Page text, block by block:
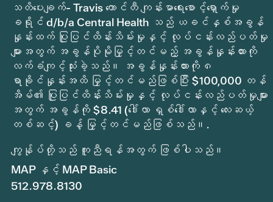
သတိပေးချက်- Travis ကောင်တီ ကျန်းမာရေးစောင့်ရှောက်မှု
ခရိုင် d/b/a Central Health သည် ယခင်နှစ်အခွန်
နှုန်းထက် ပြုပြင်ထိန်းသိမ်းမှုနှင့် လုပ်ငန်းလည်ပတ်မှု
များအတွက် အခွန်ပိုမိုမြှင့်တင်မည့် အခွန်နှုန်းထားကို
လက်ခံကျင့်သုံးခဲ့သည်။ အခွန်နှုန်းထားကို ၈
ရာခိုင်နှုန်းအထိ မြှင့်တင်မည်ဖြစ်ပြီး $100,000 တန်
အိမ်၏ ပြုပြင်ထိန်းသိမ်းမှုနှင့် လုပ်ငန်းလည်ပတ်မှုများ
အတွက် အခွန်ကို $8.41 (ဒေါ်လာ ရှစ်ဒေါ်လာနှင့် လေးဆယ့်
တစ်ဆင့်) ခန့် မြှင့်တင်မည်ဖြစ်သည်။.
ကျွန်ုပ်တို့သည် ကူညီရန်အတွက် ဖြစ်ပါသည်။
MAP နှင့် MAP Basic
512.978.8130